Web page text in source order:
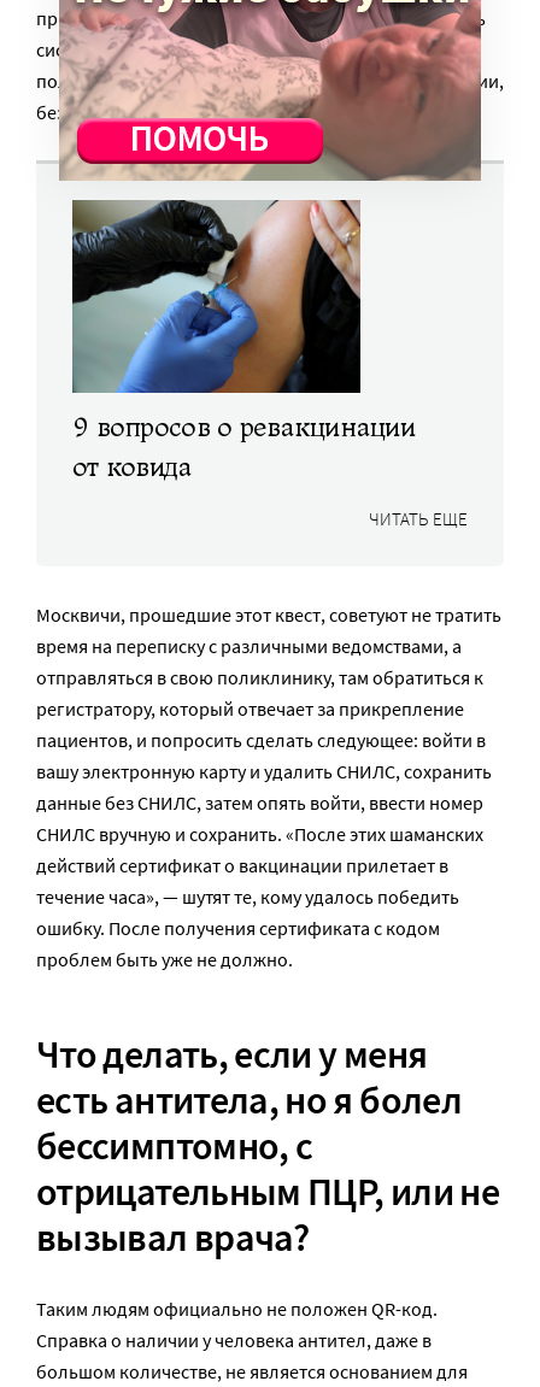
присутствие и очень много энергии, чтобы победить
систему. Особенно часто сложности возникают с
получением электронного сертификата о вакцинации,
без которого, понятно, не будет и QR-кода.
9 вопросов о ревакцинации
от ковида
ЧИТАТЬ ЕЩЕ
Москвичи, прошедшие этот квест, советуют не тратить
время на переписку с различными ведомствами, а
отправляться в свою поликлинику, там обратиться к
регистратору, который отвечает за прикрепление
пациентов, и попросить сделать следующее: войти в
вашу электронную карту и удалить СНИЛС, сохранить
данные без СНИЛС, затем опять войти, ввести номер
СНИЛС вручную и сохранить. «После этих шаманских
действий сертификат о вакцинации прилетает в
течение часа», — шутят те, кому удалось победить
ошибку. После получения сертификата с кодом
проблем быть уже не должно.
Что делать, если у меня
есть антитела, но я болел
бессимптомно, с
отрицательным ПЦР, или не
вызывал врача?
Таким людям официально не положен QR-код.
Справка о наличии у человека антител, даже в
большом количестве, не является основанием для